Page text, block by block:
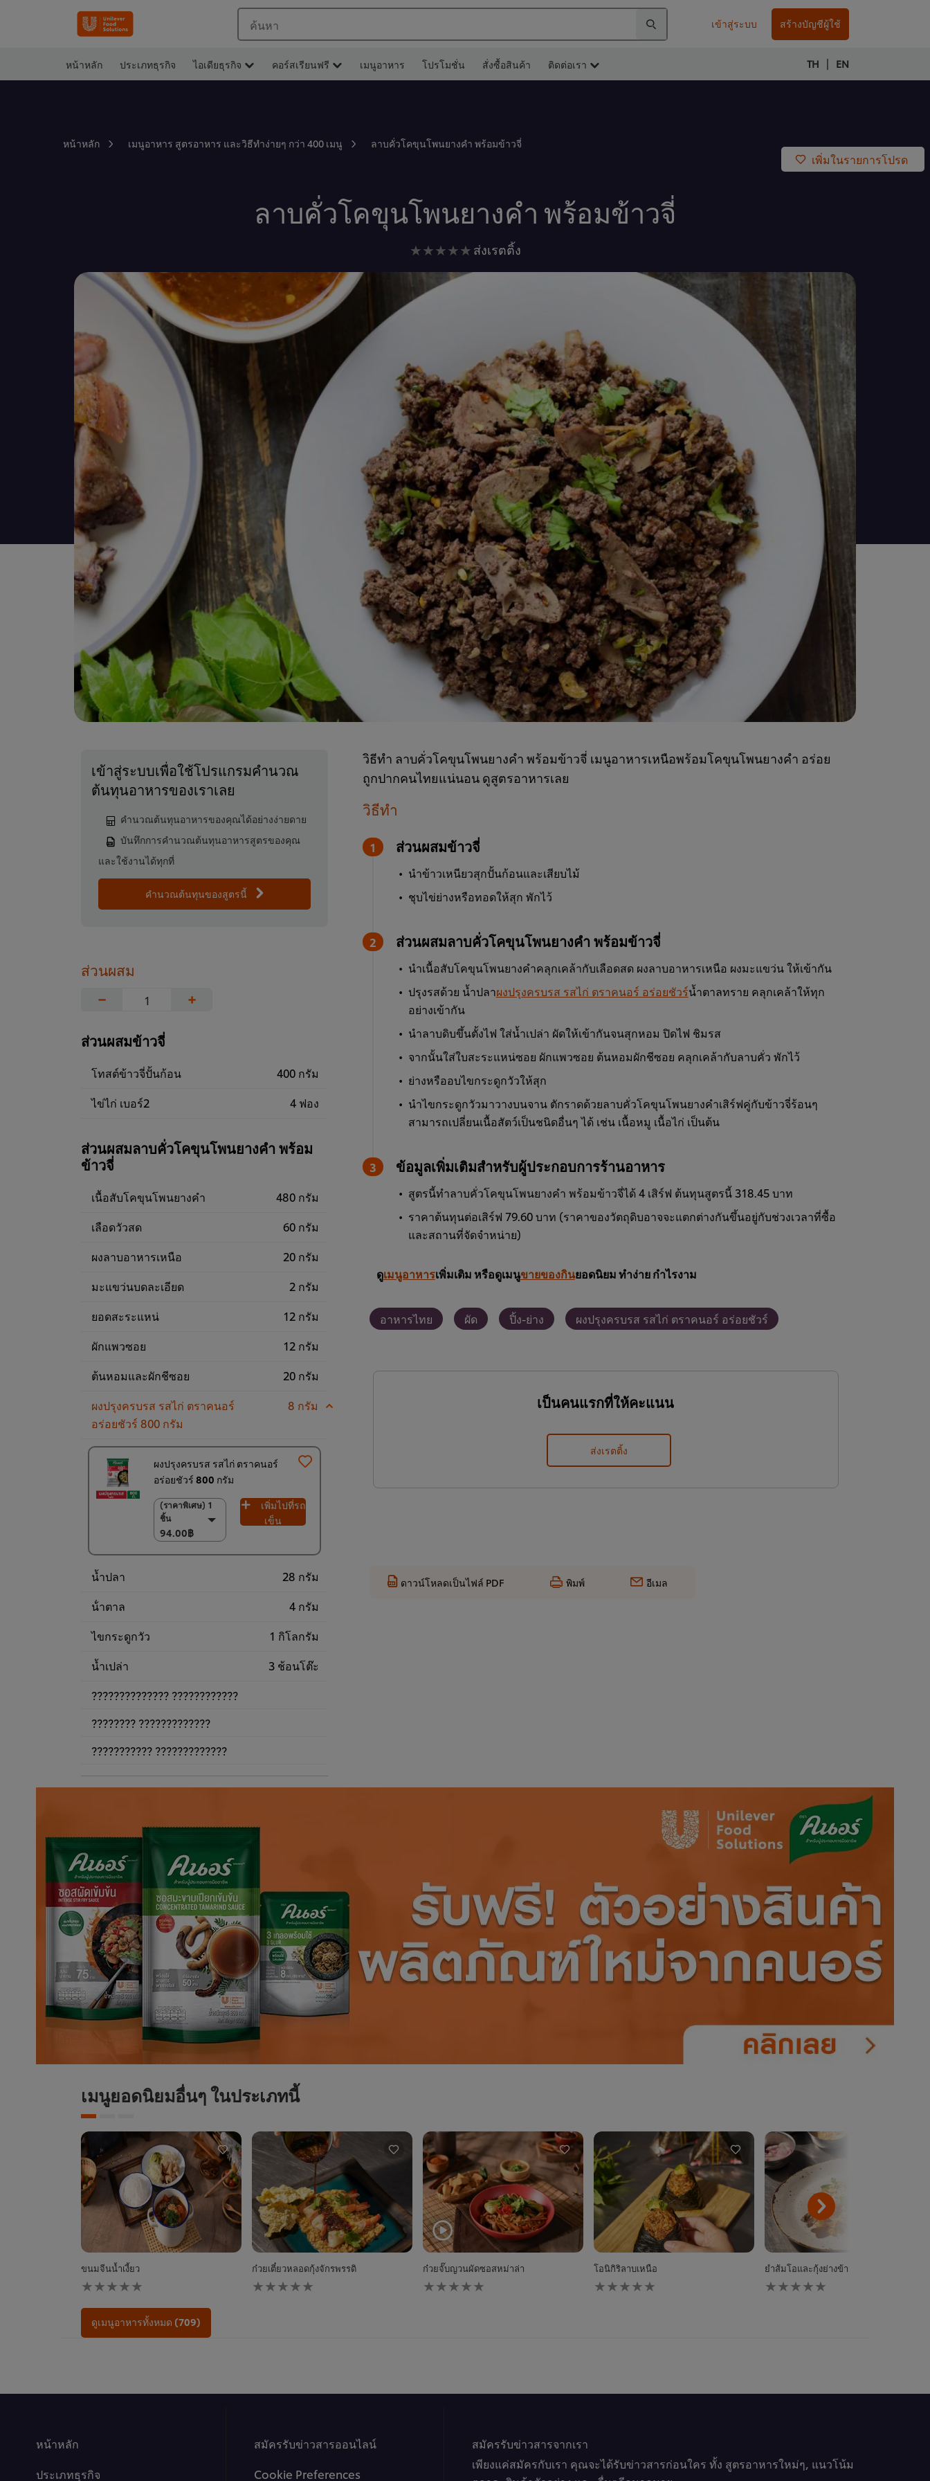
ค้นหา เข้าสู่ระบบ สร้างบัญชีผู้ใช้
หน้าหลัก ประเภทธุรกิจ ไอเดียธุรกิจ คอร์สเรียนฟรี เมนูอาหาร โปรโมชั่น สั่งซื้อสินค้า ติดต่อเรา TH | EN
หน้าหลัก เมนูอาหาร สูตรอาหาร และวิธีทำง่ายๆ กว่า 400 เมนู ลาบคั่วโคขุนโพนยางคำ พร้อมข้าวจี่
เพิ่มในรายการโปรด
ลาบคั่วโคขุนโพนยางคำ พร้อมข้าวจี่
ไม่มี
ส่งเรตติ้ง
เข้าสู่ระบบเพื่อใช้โปรแกรมคำนวณ
ต้นทุนอาหารของเราเลย
คำนวณต้นทุนอาหารของคุณได้อย่างง่ายดาย
บันทึกการคำนวณต้นทุนอาหารสูตรของคุณ
และใช้งานได้ทุกที่
คำนวณต้นทุนของสูตรนี้
ส่วนผสม
−
+
ส่วนผสมข้าวจี่
โทสต์ข้าวจี่ปั้นก้อน
400 กรัม
ไข่ไก่ เบอร์2
4 ฟอง
ส่วนผสมลาบคั่วโคขุนโพนยางคำ พร้อม
ข้าวจี่
เนื้อสับโคขุนโพนยางคำ
480 กรัม
เลือดวัวสด
60 กรัม
ผงลาบอาหารเหนือ
20 กรัม
มะแขว่นบดละเอียด
2 กรัม
ยอดสะระแหน่
12 กรัม
ผักแพวซอย
12 กรัม
ต้นหอมและผักชีซอย
20 กรัม
ผงปรุงครบรส รสไก่ ตราคนอร์
อร่อยชัวร์ 800 กรัม
8 กรัม
ผงปรุงครบรส รสไก่ ตราคนอร์
อร่อยชัวร์ 800 กรัม
(ราคาพิเศษ) 1
ชิ้น
94.00฿
(ราคาพิเศษ) 1 ชิ้น
94.00฿
(ราคาพิเศษ) แพ็ค
เพิ่มไปที่รถ
เข็น
น้ำปลา
28 กรัม
น้ําตาล
4 กรัม
ไขกระดูกวัว
1 กิโลกรัม
น้ำเปล่า
3 ช้อนโต๊ะ
?????????????? ????????????
???????? ?????????????
??????????? ?????????????
วิธีทำ ลาบคั่วโคขุนโพนยางคำ พร้อมข้าวจี่ เมนูอาหารเหนือพร้อมโคขุนโพนยางคำ อร่อย
ถูกปากคนไทยแน่นอน ดูสูตรอาหารเลย
วิธีทำ
ส่วนผสมข้าวจี่
นำข้าวเหนียวสุกปั้นก้อนและเสียบไม้
ชุบไข่ย่างหรือทอดให้สุก พักไว้
ส่วนผสมลาบคั่วโคขุนโพนยางคำ พร้อมข้าวจี่
นำเนื้อสับโคขุนโพนยางคำคลุกเคล้ากับเลือดสด ผงลาบอาหารเหนือ ผงมะแขว่น ให้เข้ากัน
ปรุงรสด้วย น้ำปลาผงปรุงครบรส รสไก่ ตราคนอร์ อร่อยชัวร์น้ำตาลทราย คลุกเคล้าให้ทุก
อย่างเข้ากัน
นำลาบดิบขึ้นตั้งไฟ ใส่น้ำเปล่า ผัดให้เข้ากันจนสุกหอม ปิดไฟ ชิมรส
จากนั้นใส่ใบสะระแหน่ซอย ผักแพวซอย ต้นหอมผักชีซอย คลุกเคล้ากับลาบคั่ว พักไว้
ย่างหรืออบไขกระดูกวัวให้สุก
นำไขกระดูกวัวมาวางบนจาน ตักราดด้วยลาบคั่วโคขุนโพนยางคำเสิร์ฟคู่กับข้าวจี่ร้อนๆ
สามารถเปลี่ยนเนื้อสัตว์เป็นชนิดอื่นๆ ได้ เช่น เนื้อหมู เนื้อไก่ เป็นต้น
ข้อมูลเพิ่มเติมสำหรับผู้ประกอบการร้านอาหาร
สูตรนี้ทำลาบคั่วโคขุนโพนยางคำ พร้อมข้าวจี่ได้ 4 เสิร์ฟ ต้นทุนสูตรนี้ 318.45 บาท
ราคาต้นทุนต่อเสิร์ฟ 79.60 บาท (ราคาของวัตถุดิบอาจจะแตกต่างกันขึ้นอยู่กับช่วงเวลาที่ซื้อ
และสถานที่จัดจำหน่าย)
ดูเมนูอาหารเพิ่มเติม หรือดูเมนูขายของกินยอดนิยม ทำง่าย กำไรงาม
อาหารไทย ผัด ปิ้ง-ย่าง ผงปรุงครบรส รสไก่ ตราคนอร์ อร่อยชัวร์
เป็นคนแรกที่ให้คะแนน
ส่งเรตติ้ง
ดาวน์โหลดเป็นไฟล์ PDF พิมพ์ อีเมล
เมนูยอดนิยมอื่นๆ ในประเภทนี้
ขนมจีนน้ำเงี้ยว
ไม่มี
การ
ให้
คะแนน
สำหรับ
ก๋วยเตี๋ยวหลอดกุ้งจักรพรรดิ
ไม่มี
การ
ก๋วยจั๊บญวนผัดซอสหม่าล่า
ไม่มี
การ
โอนิกิริลาบเหนือ
ไม่มี
การ
ยำส้มโอและกุ้งย่างข้าวกรอบ
ไม่มี
การ
ดูเมนูอาหารทั้งหมด (709)
หน้าหลัก
ประเภทธุรกิจ
สมัครรับข่าวสารออนไลน์
Cookie Preferences
สมัครรับข่าวสารจากเรา
เพียงแค่สมัครกับเรา คุณจะได้รับข่าวสารก่อนใคร ทั้ง สูตรอาหารใหม่ๆ, แนวโน้ม